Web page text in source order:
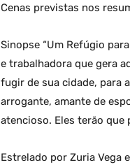
Cenas previstas nos
Sinopse “Um Refúgio
e trabalhadora que gera
fugir de sua cidade, para
arrogante, amante de
atencioso. Eles terão que
Estrelado por Zuria Vega